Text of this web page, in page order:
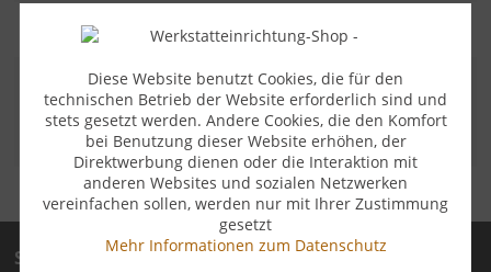
ZAHLUNGSARTEN
Service
Diese Website benutzt Cookies, die für den
technischen Betrieb der Website erforderlich sind und
stets gesetzt werden. Andere Cookies, die den Komfort
bei Benutzung dieser Website erhöhen, der
Direktwerbung dienen oder die Interaktion mit
anderen Websites und sozialen Netzwerken
vereinfachen sollen, werden nur mit Ihrer Zustimmung
gesetzt
Mehr Informationen zum Datenschutz